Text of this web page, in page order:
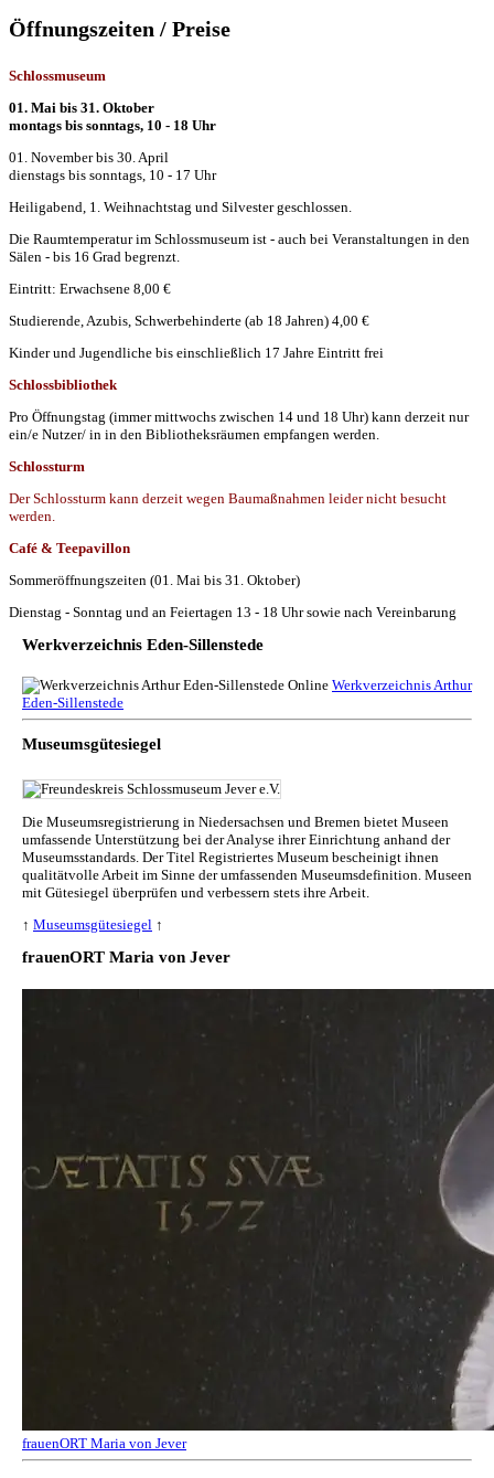
Öffnungszeiten / Preise
Schlossmuseum
01. Mai bis 31. Oktober
montags bis sonntags, 10 - 18 Uhr
01. November bis 30. April
dienstags bis sonntags, 10 - 17 Uhr
Heiligabend, 1. Weihnachtstag und Silvester geschlossen.
Die Raumtemperatur im Schlossmuseum ist - auch bei Veranstaltungen in den
Sälen - bis 16 Grad begrenzt.
Eintritt: Erwachsene 8,00 €
Studierende, Azubis, Schwerbehinderte (ab 18 Jahren) 4,00 €
Kinder und Jugendliche bis einschließlich 17 Jahre Eintritt frei
Schlossbibliothek
Pro Öffnungstag (immer mittwochs zwischen 14 und 18 Uhr) kann derzeit nur
ein/e Nutzer/ in in den Bibliotheksräumen empfangen werden.
Schlossturm
Der Schlossturm kann derzeit wegen Baumaßnahmen leider nicht besucht
werden.
Café & Teepavillon
Sommeröffnungszeiten (01. Mai bis 31. Oktober)
Dienstag - Sonntag und an Feiertagen 13 - 18 Uhr sowie nach Vereinbarung
Werkverzeichnis Eden-Sillenstede
Werkverzeichnis Arthur
Eden-Sillenstede
Museumsgütesiegel
Die Museumsregistrierung in Niedersachsen und Bremen bietet Museen
umfassende Unterstützung bei der Analyse ihrer Einrichtung anhand der
Museumsstandards. Der Titel Registriertes Museum bescheinigt ihnen
qualitätvolle Arbeit im Sinne der umfassenden Museumsdefinition. Museen
mit Gütesiegel überprüfen und verbessern stets ihre Arbeit.
↑ Museumsgütesiegel ↑
frauenORT Maria von Jever
frauenORT Maria von Jever